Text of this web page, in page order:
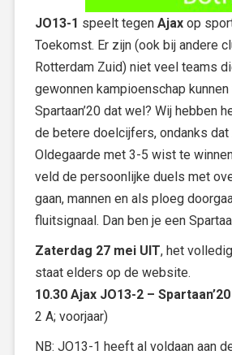
JO13-1 speelt tegen Ajax op
Toekomst. Er zijn (ook bij andere
Rotterdam Zuid) niet veel teams
gewonnen kampioenschap kunnen
Spartaan’20 dat wel? Wij hebben
de betere doelcijfers, ondanks dat
Oldegaarde met 3-5 wist te
veld de persoonlijke duels met
gaan, mannen en als ploeg
fluitsignaal. Dan ben je een
Zaterdag 27 mei UIT, het
staat elders op de website.
10.30 Ajax JO13-2 –
2 A; voorjaar)
NB: JO13-1 heeft al voldaan aan